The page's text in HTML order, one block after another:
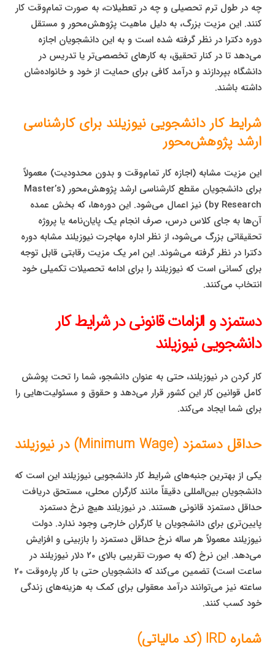
چه در طول ترم تحصیلی و چه در تعطیلات، به صورت تمام‌وقت کار
کنند. این مزیت بزرگ، به دلیل ماهیت پژوهش‌محور و مستقل
دوره دکترا در نظر گرفته شده است و به این دانشجویان اجازه
می‌دهد تا در کنار تحقیق، به کارهای تخصصی‌تر یا تدریس در
دانشگاه بپردازند و درآمد کافی برای حمایت از خود و خانواده‌شان
داشته باشند.
شرایط کار دانشجویی نیوزیلند برای کارشناسی
ارشد پژوهش‌محور
این مزیت مشابه (اجازه کار تمام‌وقت و بدون محدودیت) معمولاً
برای دانشجویان مقطع کارشناسی ارشد پژوهش‌محور (Master’s
by Research) نیز اعمال می‌شود. این دوره‌ها، که بخش عمده
آن‌ها به جای کلاس درس، صرف انجام یک پایان‌نامه یا پروژه
تحقیقاتی بزرگ می‌شود، از نظر اداره مهاجرت نیوزیلند مشابه دوره
دکترا در نظر گرفته می‌شوند. این امر یک مزیت رقابتی قابل توجه
برای کسانی است که نیوزیلند را برای ادامه تحصیلات تکمیلی خود
انتخاب می‌کنند.
دستمزد و الزامات قانونی در شرایط کار
دانشجویی نیوزیلند
کار کردن در نیوزیلند، حتی به عنوان دانشجو، شما را تحت پوشش
کامل قوانین کار این کشور قرار می‌دهد و حقوق و مسئولیت‌هایی را
برای شما ایجاد می‌کند.
حداقل دستمزد (Minimum Wage) در نیوزیلند
یکی از بهترین جنبه‌های شرایط کار دانشجویی نیوزیلند این است که
دانشجویان بین‌المللی دقیقاً مانند کارگران محلی، مستحق دریافت
حداقل دستمزد قانونی هستند. در نیوزیلند هیچ نرخ دستمزد
پایین‌تری برای دانشجویان یا کارگران خارجی وجود ندارد. دولت
نیوزیلند معمولاً هر ساله نرخ حداقل دستمزد را بازبینی و افزایش
می‌دهد. این نرخ (که به صورت تقریبی بالای 20 دلار نیوزیلند در
ساعت است) تضمین می‌کند که دانشجویان حتی با کار پاره‌وقت 20
ساعته نیز می‌توانند درآمد معقولی برای کمک به هزینه‌های زندگی
خود کسب کنند.
شماره IRD (کد مالیاتی)